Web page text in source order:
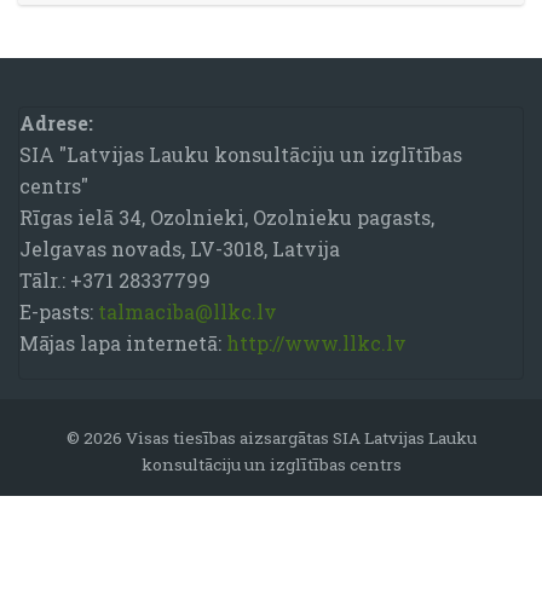
Bloki
Adrese:
SIA "Latvijas Lauku konsultāciju un izglītības
centrs"
Rīgas ielā 34, Ozolnieki, Ozolnieku pagasts,
Jelgavas novads, LV-3018, Latvija
Tālr.: +371 28337799
E-pasts: talmaciba@llkc.lv
Mājas lapa internetā: http://www.llkc.lv
© 2026 Visas tiesības aizsargātas SIA Latvijas Lauku
konsultāciju un izglītības centrs